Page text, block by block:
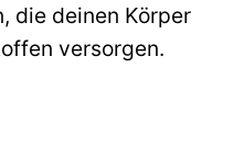
die deinen Körper
versorgen.